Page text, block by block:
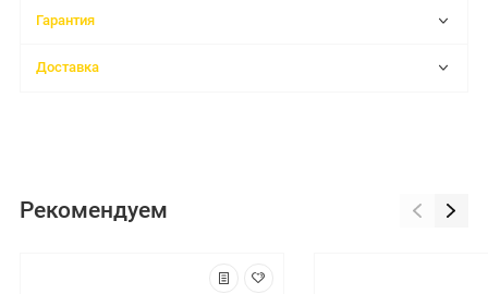
Гарантия
Доставка
Рекомендуем